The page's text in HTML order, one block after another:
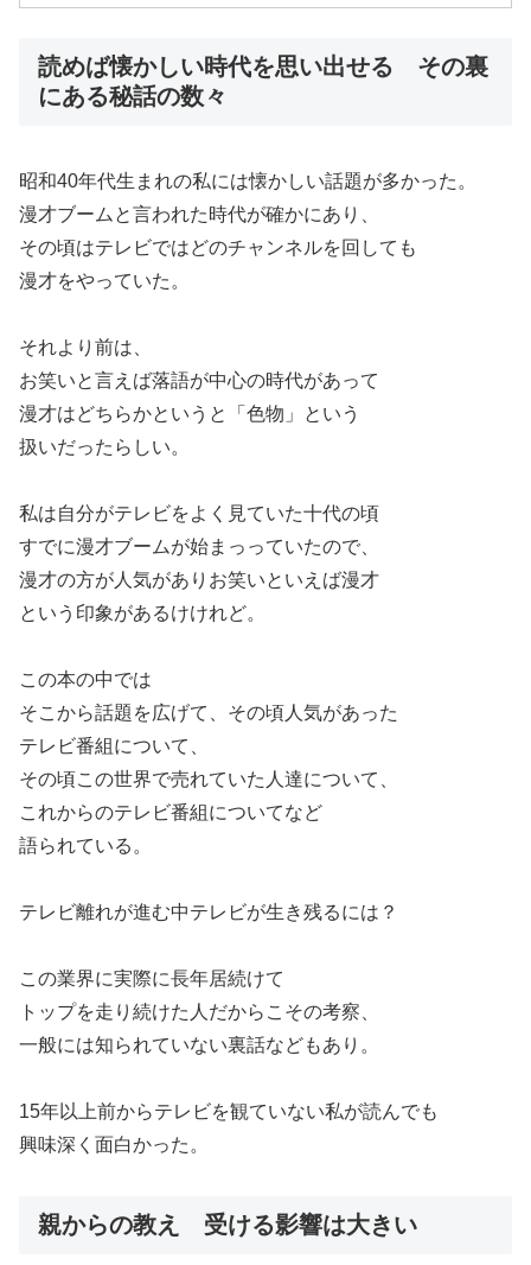
読めば懐かしい時代を思い出せる その裏
にある秘話の数々
昭和40年代生まれの私には懐かしい話題が多かった。
漫才ブームと言われた時代が確かにあり、
その頃はテレビではどのチャンネルを回しても
漫才をやっていた。
それより前は、
お笑いと言えば落語が中心の時代があって
漫才はどちらかというと「色物」という
扱いだったらしい。
私は自分がテレビをよく見ていた十代の頃
すでに漫才ブームが始まっっていたので、
漫才の方が人気がありお笑いといえば漫才
という印象があるけけれど。
この本の中では
そこから話題を広げて、その頃人気があった
テレビ番組について、
その頃この世界で売れていた人達について、
これからのテレビ番組についてなど
語られている。
テレビ離れが進む中テレビが生き残るには？
この業界に実際に長年居続けて
トップを走り続けた人だからこその考察、
一般には知られていない裏話などもあり。
15年以上前からテレビを観ていない私が読んでも
興味深く面白かった。
親からの教え 受ける影響は大きい